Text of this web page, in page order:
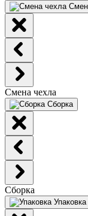
Смена чехла
Сборка
Сборка
Упаковка